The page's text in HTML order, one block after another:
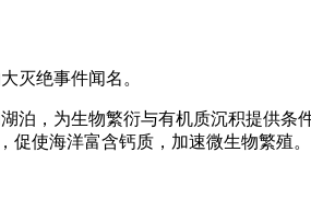
灭绝事件闻名。
泊，为生物繁衍与有机质沉积提供条件
使海洋富含钙质，加速微生物繁殖。